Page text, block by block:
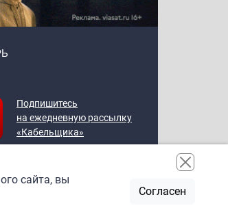
Подпишитесь
на ежедневную рассылку
«Кабельщика»
сайта, вы
Согласен